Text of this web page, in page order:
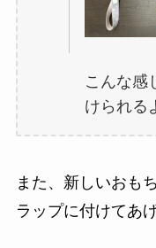
こんな感
けられる
また、新しいおも
ラップに付けてあ